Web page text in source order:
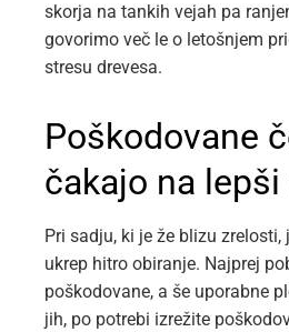
skorja na tankih vejah pa
govorimo več le o letošnjem
stresu drevesa.
Poškodovane
čakajo na lepši
Pri sadju, ki je že blizu
ukrep hitro obiranje. Najprej
poškodovane, a še uporabne
jih, po potrebi izrežite